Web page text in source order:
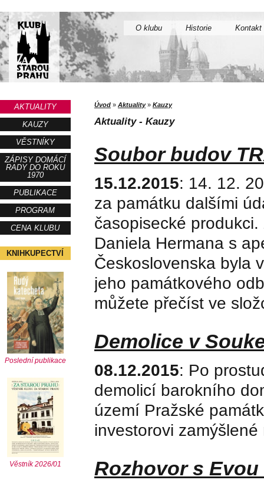
O klubu Historie Kontakt
AKTUALITY
KAUZY
VĚSTNÍKY
ZÁPISY DOMÁCÍ
RADY DO ROKU
1970
PUBLIKACE
PROGRAM
CENA KLUBU
KNIHKUPECTVÍ
Poslední publikace
Věstník 2026/01
Úvod » Aktuality» Kauzy
Aktuality - Kauzy
Soubor budov
15.12.2015: 14. 12.
za památku dalšími
časopisecké
Daniela Hermana s
Československa byla
jeho památkového
můžete přečíst ve
Demolice v
08.12.2015: Po
demolicí barokního
území Pražské
investorovi
Rozhovor s